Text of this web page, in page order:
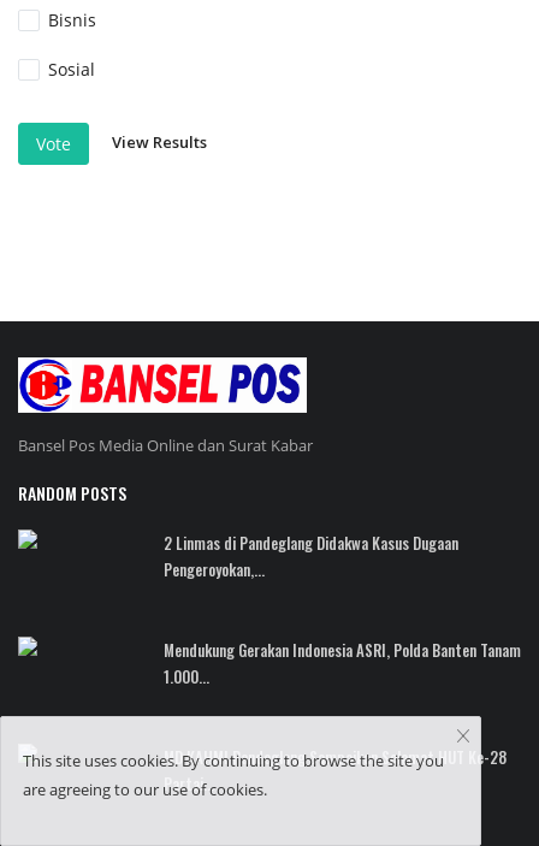
Bisnis
Sosial
Vote View Results
Bansel Pos Media Online dan Surat Kabar
RANDOM POSTS
2 Linmas di Pandeglang Didakwa Kasus Dugaan
Pengeroyokan,...
Mendukung Gerakan Indonesia ASRI, Polda Banten Tanam
1.000...
MD KAHMI Pandeglang Sampaikan Selamat HUT Ke-28
Partai...
This site uses cookies. By continuing to browse the site you
are agreeing to our use of cookies.